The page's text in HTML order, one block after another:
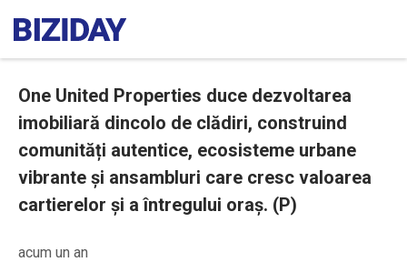
One United Properties duce dezvoltarea
imobiliară dincolo de clădiri, construind
comunități autentice, ecosisteme urbane
vibrante și ansambluri care cresc valoarea
cartierelor și a întregului oraș. (P)
acum un an